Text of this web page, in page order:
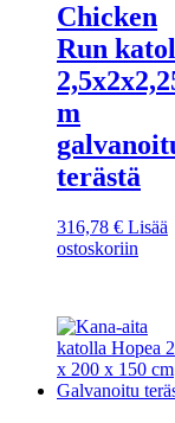
Chicken
Run
m
terästä
316,78 € Lisää
ostoskoriin